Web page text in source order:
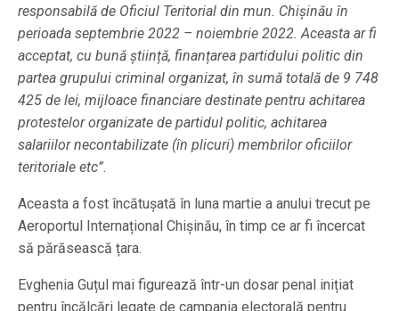
responsabilă de Oficiul Teritorial din mun. Chișinău în
perioada septembrie 2022 – noiembrie 2022. Aceasta ar fi
acceptat, cu bună știință, finanțarea partidului politic din
partea grupului criminal organizat, în sumă totală de 9 748
425 de lei, mijloace financiare destinate pentru achitarea
protestelor organizate de partidul politic, achitarea
salariilor necontabilizate (în plicuri) membrilor oficiilor
teritoriale etc”.
Aceasta a fost încătușată în luna martie a anului trecut pe
Aeroportul Internațional Chișinău, în timp ce ar fi încercat
să părăsească țara.
Evghenia Guțul mai figurează într-un dosar penal inițiat
pentru încălcări legate de campania electorală pentru